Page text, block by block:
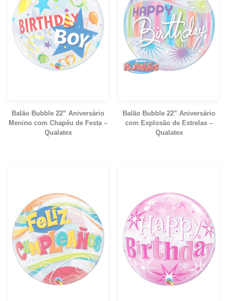
Balão Bubble 22” Aniversário
Menino com Chapéu de Festa –
Qualatex
Balão Bubble 22” Aniversário
com Explosão de Estrelas –
Qualatex